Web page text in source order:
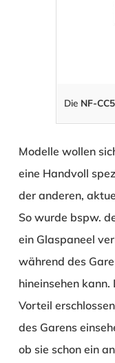
Die NF-
Modelle wollen
eine Handvoll
der anderen,
So wurde bspw.
ein Glaspaneel
während des
hineinsehen
Vorteil
des Garens
ob sie schon ein